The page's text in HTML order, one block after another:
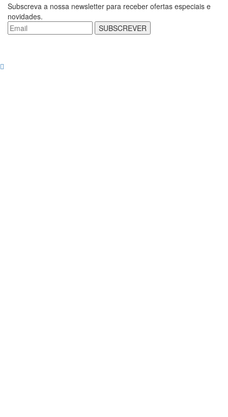
Subscreva a nossa newsletter para receber ofertas especiais e
novidades.
SUBSCREVER